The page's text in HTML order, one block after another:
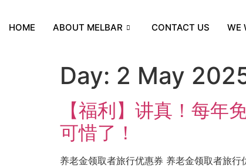
HOME ABOUT MELBAR CONTACT US WE
Day: 2 May
【福利】讲真！每年
可惜了！
养老金领取者旅行优惠券 养老金领取者旅